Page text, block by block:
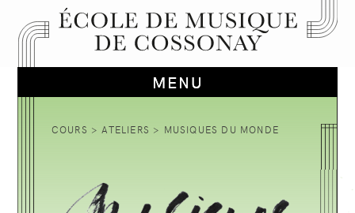
COURS > ATELIERS > MUSIQUES DU MONDE